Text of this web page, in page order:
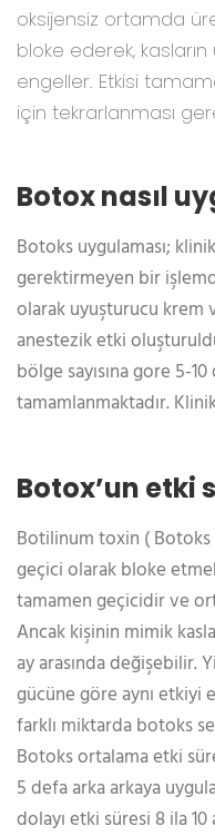
oksijensiz ortamda
bloke ederek,
engeller. Etkisi
için tekrarlanması
Botox nasıl
Botoks uygulaması;
gerektirmeyen bir
olarak uyuşturucu krem
anestezik etki
bölge sayısına gore 5-
tamamlanmaktadır.
Botox’un etki
Botilinum toxin ( Botoks
geçici olarak bloke
tamamen geçicidir ve
Ancak kişinin mimik
ay arasında değişebilir.
gücüne göre aynı etkiyi
farklı miktarda botoks
Botoks ortalama etki
5 defa arka arkaya
dolayı etki süresi 8 ila